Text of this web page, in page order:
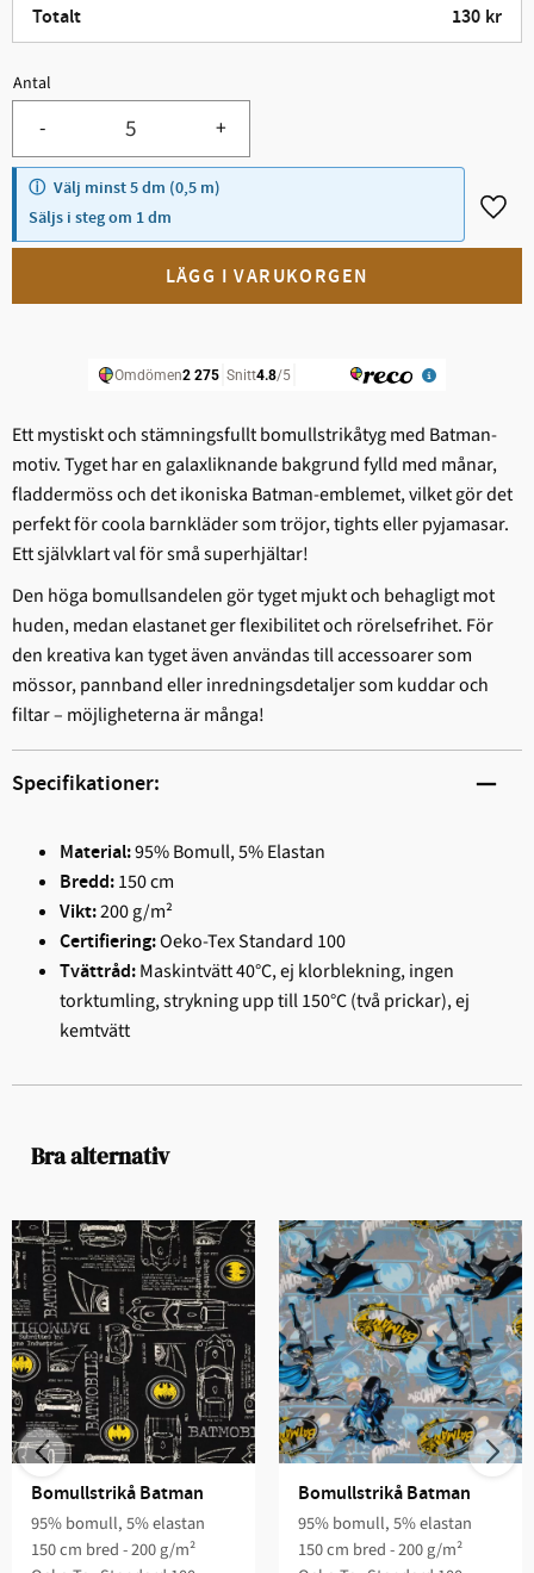
Totalt 130 kr
Antal
Minst 5. +
-
Välj minst 5 dm (0,5 m)
Säljs i steg om 1 dm
Ett mystiskt och stämningsfullt bomullstrikåtyg med Batman-
motiv. Tyget har en galaxliknande bakgrund fylld med månar,
fladdermöss och det ikoniska Batman-emblemet, vilket gör det
perfekt för coola barnkläder som tröjor, tights eller pyjamasar.
Ett självklart val för små superhjältar!
Den höga bomullsandelen gör tyget mjukt och behagligt mot
huden, medan elastanet ger flexibilitet och rörelsefrihet. För
den kreativa kan tyget även användas till accessoarer som
mössor, pannband eller inredningsdetaljer som kuddar och
filtar – möjligheterna är många!
Specifikationer:
Material:95% Bomull, 5% Elastan
Bredd:150 cm
Vikt:200 g/m²
Certifiering:Oeko-Tex Standard 100
Tvättråd:Maskintvätt 40°C, ej klorblekning, ingen
torktumling, strykning upp till 150°C (två prickar), ej
kemtvätt
Bra alternativ
Bomullstrikå Batman
95% bomull, 5% elastan
150 cm bred - 200 g/m²
Bomullstrikå Batman
95% bomull, 5% elastan
150 cm bred - 200 g/m²